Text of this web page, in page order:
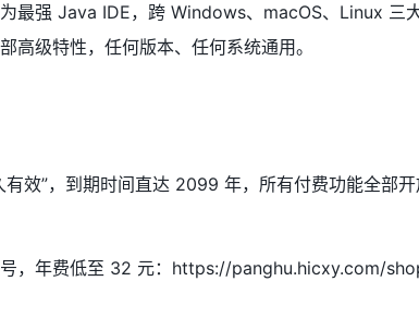
最强 Java IDE，跨 Windows、macOS、Linux 三
高级特性，任何版本、任何系统通用。
效”，到期时间直达 2099 年，所有付费功能全部
，年费低至 32 元：https://panghu.hicxy.com/